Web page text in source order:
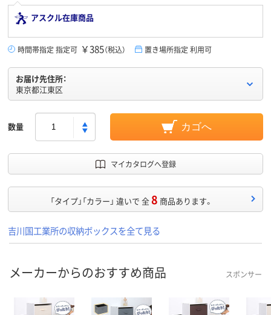
アスクル在庫商品
時間帯指定 指定可 ￥385（税込） 置き場所指定 利用可
お届け先住所：
東京都江東区
数量 カゴへ
マイカタログへ登録
「タイプ」「カラー」 違いで 全8 商品あります。
吉川国工業所の収納ボックスを全て見る
メーカーからのおすすめ商品 スポンサー